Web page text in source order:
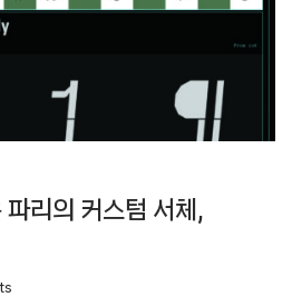
리의 커스텀 서체,